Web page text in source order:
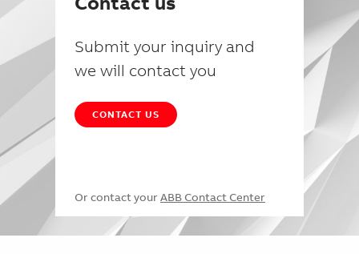
Submit your inquiry and
we will contact you
CONTACT US
Or contact your ABB Contact Center